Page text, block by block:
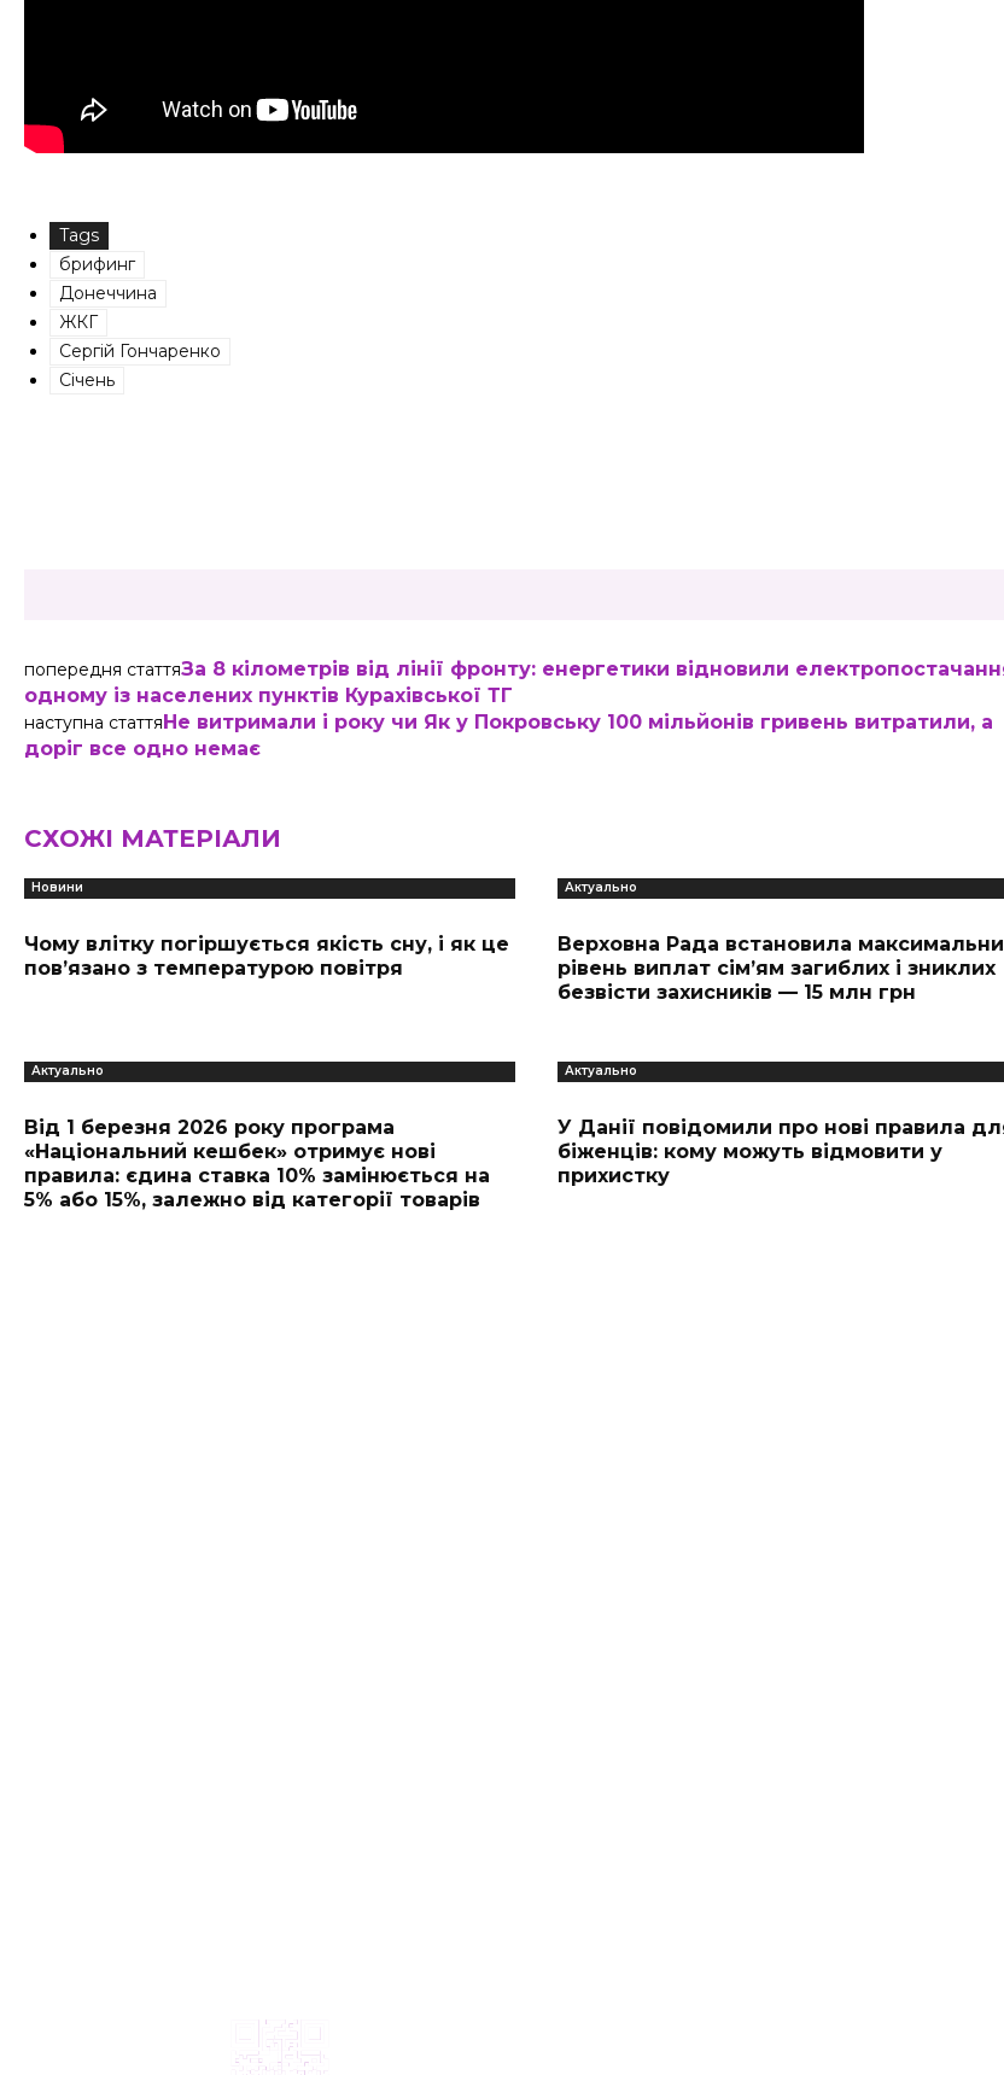
Tags
брифинг
Донеччина
ЖКГ
Сергій Гончаренко
Січень
попередня статтяЗа 8 кілометрів від лінії фронту: енергетики відновили
одному із населених пунктів Курахівської ТГ
наступна статтяНе витримали і року чи Як у Покровську 100 мільйонів гривень витратили, а
доріг все одно немає
СХОЖІ МАТЕРІАЛИ
Новини
Чому влітку погіршується якість сну, і як це
пов’язано з температурою повітря
Актуально
Верховна Рада встановила
рівень виплат сім’ям загиблих і зниклих
безвісти захисників — 15 млн грн
Актуально
Від 1 березня 2026 року програма
«Національний кешбек» отримує нові
правила: єдина ставка 10% замінюється на
5% або 15%, залежно від категорії товарів
Актуально
У Данії повідомили про нові правила
біженців: кому можуть відмовити у
прихистку